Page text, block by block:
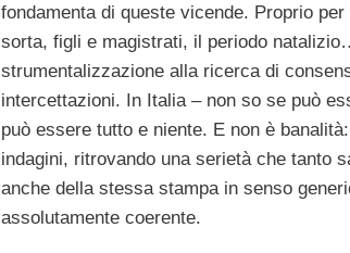
fondamenta di queste vicende. Proprio
sorta, figli e magistrati, il periodo
strumentalizzazione alla ricerca di
intercettazioni. In Italia – non so se può
può essere tutto e niente. E non è
indagini, ritrovando una serietà che tanto
anche della stessa stampa in senso
assolutamente coerente.